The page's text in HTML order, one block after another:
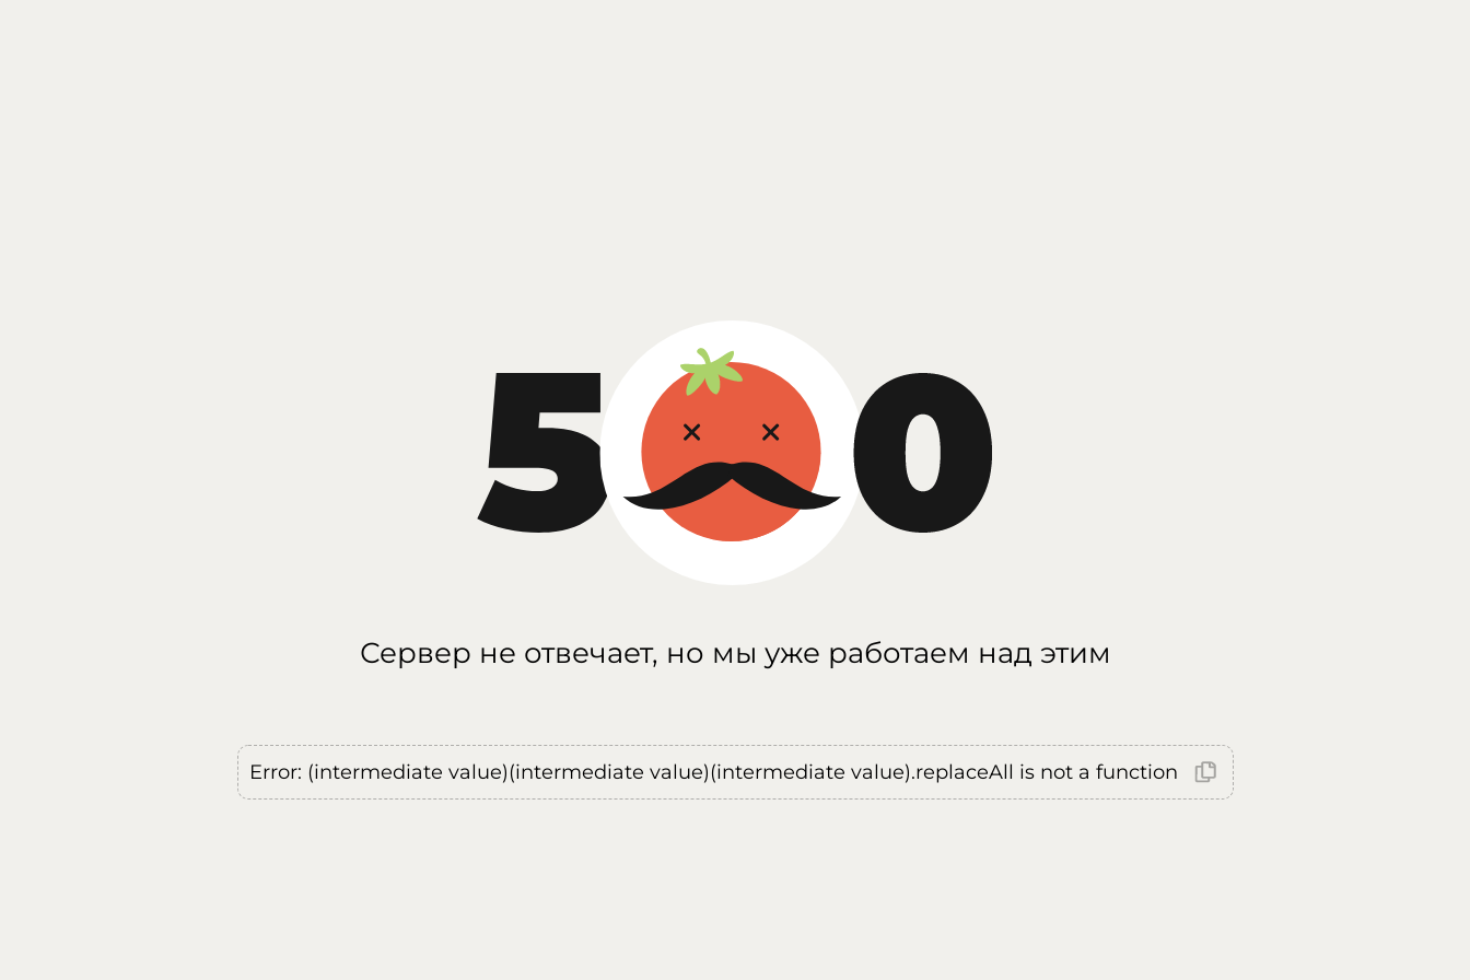
Сервер не отвечает, но мы уже работаем над этим
Error: (intermediate value)(intermediate value)(intermediate value).replaceAll is not a function